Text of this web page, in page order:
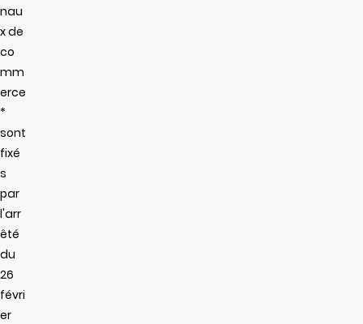
nau
x de
co
mm
erce
*
sont
fixé
s
par
l'arr
êté
du
26
févri
er